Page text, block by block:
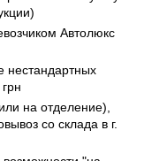
Автолюкс
нестандартных
на отделение),
со склада в г.